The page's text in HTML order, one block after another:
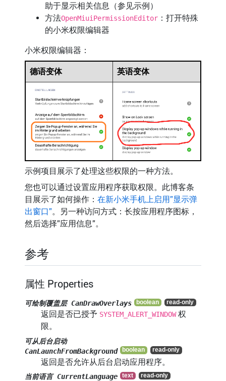
助于显示相关信息（参见示例）
方法OpenMiuiPermissionEditor：打开特殊
的小米权限编辑器
小米权限编辑器：
德语变体 英语变体
示例项目展示了处理这些权限的一种方法。
您也可以通过设置应用程序获取权限。此博客条
目展示了如何操作： 在新小米手机上启用”显示弹
出窗口”。另一种访问方式：长按应用程序图标，
然后选择”应用信息”。
参考
属性 Properties
可绘制覆盖层 CanDrawOverlays
返回是否已授予 SYSTEM_ALERT_WINDOW权
限。
可从后台启动
CanLaunchFromBackground
返回是否允许从后台启动应用程序。
当前语言 CurrentLanguage